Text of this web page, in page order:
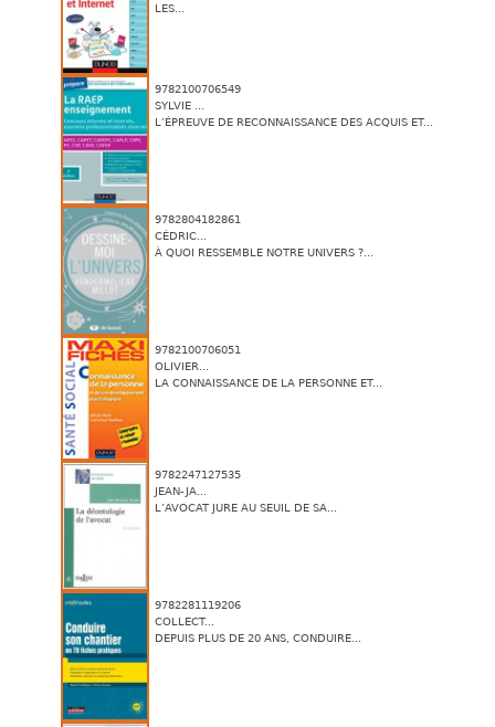
LES...
9782100706549
SYLVIE ...
L’ÉPREUVE DE RECONNAISSANCE DES ACQUIS ET...
9782804182861
CÉDRIC...
À QUOI RESSEMBLE NOTRE UNIVERS ?...
9782100706051
OLIVIER...
LA CONNAISSANCE DE LA PERSONNE ET...
9782247127535
JEAN-JA...
L’AVOCAT JURE AU SEUIL DE SA...
9782281119206
COLLECT...
DEPUIS PLUS DE 20 ANS, CONDUIRE...